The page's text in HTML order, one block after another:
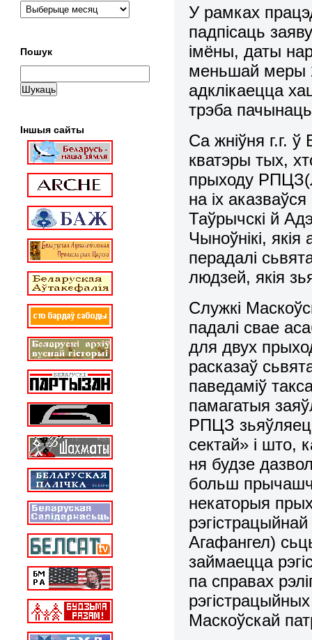
У рамках
падпісаць
імёны, даты
меньшай меры
адклікаецца
трэба
Са жніўня г.г.
кватэры тых,
прыходу
на іх
Таўрычскі й
Чыноўнікі,
перадалі
людзей, якія
Служкі
падалі свае
для двух
расказаў
паведаміў
памагатыя
РПЦЗ
сектай» і што,
ня будзе
больш
некаторыя
Агафангел)
займаецца
па справах
Маскоўскай
Пошук
Іншыя сайты